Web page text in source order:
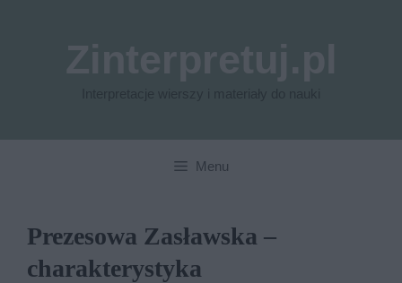
Menu
Prezesowa Zasławska –
charakterystyka